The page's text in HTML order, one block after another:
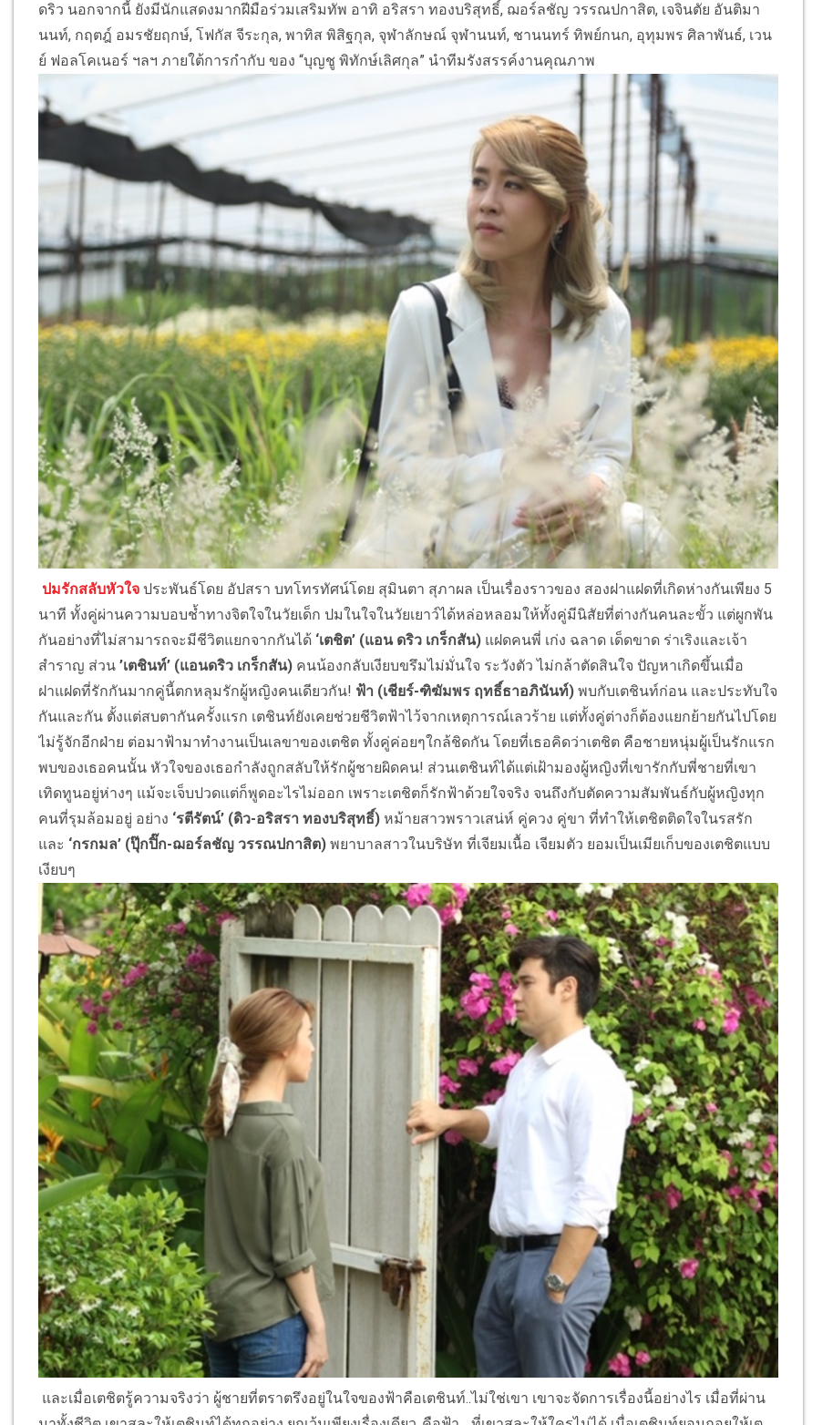
ดริว นอกจากนี้ ยังมีนักแสดงมากฝีมือร่วมเสริมทัพ อาทิ อริสรา ทองบริสุทธิ์, ฌอร์ลชัญ วรรณปกาสิต, เจจินตัย อันติมา
นนท์, กฤตฎ์ อมรชัยฤกษ์, โฟกัส จีระกุล, พาทิส พิสิฐกุล, จุฬาลักษณ์ จุฬานนท์, ชานนทร์ ทิพย์กนก, อุทุมพร ศิลาพันธ์, เวน
ย์ ฟอลโคเนอร์ ฯลฯ ภายใต้การกำกับ ของ “บุญชู พิทักษ์เลิศกุล” นำทีมรังสรรค์งานคุณภาพ
ปมรักสลับหัวใจ ประพันธ์โดย อัปสรา บทโทรทัศน์โดย สุมินตา สุภาผล เป็นเรื่องราวของ สองฝาแฝดที่เกิดห่างกันเพียง 5
นาที ทั้งคู่ผ่านความบอบช้ำทางจิตใจในวัยเด็ก ปมในใจในวัยเยาว์ได้หล่อหลอมให้ทั้งคู่มีนิสัยที่ต่างกันคนละขั้ว แต่ผูกพัน
กันอย่างที่ไม่สามารถจะมีชีวิตแยกจากกันได้ ‘เตชิต’ (แอน ดริว เกร็กสัน) แฝดคนพี่ เก่ง ฉลาด เด็ดขาด ร่าเริงและเจ้า
สำราญ ส่วน ’เตชินท์’ (แอนดริว เกร็กสัน) คนน้องกลับเงียบขรึมไม่มั่นใจ ระวังตัว ไม่กล้าตัดสินใจ ปัญหาเกิดขึ้นเมื่อ
ฝาแฝดที่รักกันมากคู่นี้ตกหลุมรักผู้หญิงคนเดียวกัน! ฟ้า (เชียร์-ฑิฆัมพร ฤทธิ์ธาอภินันท์) พบกับเตชินท์ก่อน และประทับใจ
กันและกัน ตั้งแต่สบตากันครั้งแรก เตชินท์ยังเคยช่วยชีวิตฟ้าไว้จากเหตุการณ์เลวร้าย แต่ทั้งคู่ต่างก็ต้องแยกย้ายกันไปโดย
ไม่รู้จักอีกฝ่าย ต่อมาฟ้ามาทำงานเป็นเลขาของเตชิต ทั้งคู่ค่อยๆใกล้ชิดกัน โดยที่เธอคิดว่าเตชิต คือชายหนุ่มผู้เป็นรักแรก
พบของเธอคนนั้น หัวใจของเธอกำลังถูกสลับให้รักผู้ชายผิดคน! ส่วนเตชินท์ได้แต่เฝ้ามองผู้หญิงที่เขารักกับพี่ชายที่เขา
เทิดทูนอยู่ห่างๆ แม้จะเจ็บปวดแต่ก็พูดอะไรไม่ออก เพราะเตชิตก็รักฟ้าด้วยใจจริง จนถึงกับตัดความสัมพันธ์กับผู้หญิงทุก
คนที่รุมล้อมอยู่ อย่าง ‘รตีรัตน์’ (ดิว-อริสรา ทองบริสุทธิ์) หม้ายสาวพราวเสน่ห์ คู่ควง คู่ขา ที่ทำให้เตชิตติดใจในรสรัก
และ ‘กรกมล’ (ปุ๊กปิ๊ก-ฌอร์ลชัญ วรรณปกาสิต) พยาบาลสาวในบริษัท ที่เจียมเนื้อ เจียมตัว ยอมเป็นเมียเก็บของเตชิตแบบ
เงียบๆ
และเมื่อเตชิตรู้ความจริงว่า ผู้ชายที่ตราตรึงอยู่ในใจของฟ้าคือเตชินท์..ไม่ใช่เขา เขาจะจัดการเรื่องนี้อย่างไร เมื่อที่ผ่าน